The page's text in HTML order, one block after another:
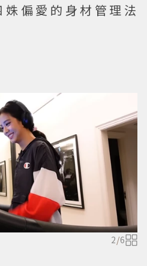
偏愛的身材管理法
2/6